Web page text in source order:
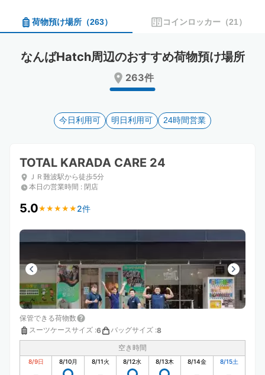
calendar
and
date.
the
keyboard
shortcuts
for
changing
dates.
and
a
date.
mark
key
the
keyboard
shortcuts
for
changing
dates.
荷物預け場所 （263） コインロッカー （21）
なんばHatch周辺のおすすめ荷物預け場所
263件
今日利用可 明日利用可 24時間営業
TOTAL KARADA CARE 24
ＪＲ難波駅から徒歩5分
本日の営業時間 : 閉店
5.0★ ★ ★ ★ ★
★ ★ ★ ★ ★ 2件
保管できる荷物数
スーツケースサイズ :6 バッグサイズ :8
空き時間
8/9日 8/10月 8/11火 8/12水 8/13木 8/14金 8/15土